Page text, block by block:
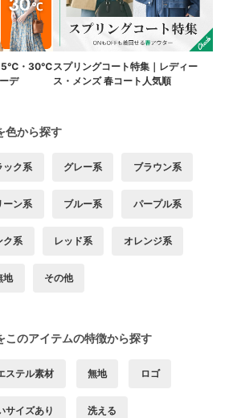
25℃・30℃
デ
スプリングコート特集｜レディー
ス・メンズ 春コート人気順
色から探す
ック系 グレー系 ブラウン系
ーン系 ブルー系 パープル系
ク系 レッド系 オレンジ系
地 その他
このアイテムの特徴から探す
ステル素材 無地 ロゴ
サイズあり 洗える